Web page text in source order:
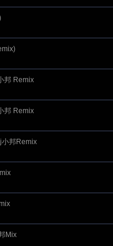
邦 Remix
邦 Remix
邦Remix
Mix